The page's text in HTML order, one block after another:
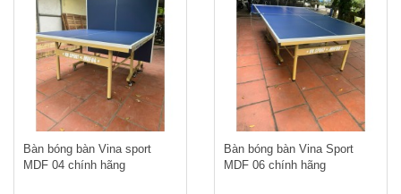
Bàn bóng bàn Vina sport
MDF 04 chính hãng
Bàn bóng bàn Vina Sport
MDF 06 chính hãng